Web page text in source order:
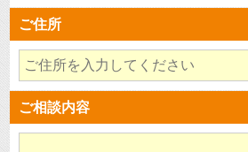
ご住所
ご相談内容